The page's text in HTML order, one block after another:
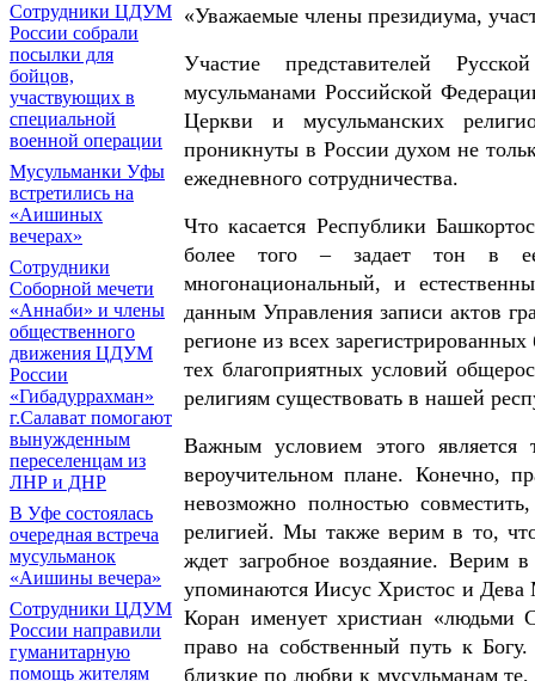
Сотрудники ЦДУМ
России собрали
посылки для
бойцов,
участвующих в
специальной
военной операции
Мусульманки Уфы
встретились на
«Аишиных
вечерах»
Сотрудники
Соборной мечети
«Аннаби» и члены
общественного
движения ЦДУМ
России
«Гибадуррахман»
г.Салават помогают
вынужденным
переселенцам из
ЛНР и ДНР
В Уфе состоялась
очередная встреча
мусульманок
«Аишины вечера»
Сотрудники ЦДУМ
России направили
гуманитарную
помощь жителям
«Уважаемые члены президиума,
Участие представителей
мусульманами Российской
Церкви и мусульманских
проникнуты в России духом не
ежедневного сотрудничества.
Что касается Республики
более того – задает тон в
многонациональный, и
данным Управления записи актов
регионе из всех
тех благоприятных условий
религиям существовать в нашей
Важным условием этого
вероучительном плане. Конечно,
невозможно полностью
религией. Мы также верим в то,
ждет загробное воздаяние. Верим
упоминаются Иисус Христос и Дева
Коран именует христиан «людьми
право на собственный путь к
близкие по любви к мусульманам